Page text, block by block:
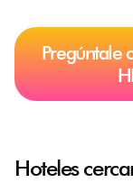
Pregúntale
Hoteles